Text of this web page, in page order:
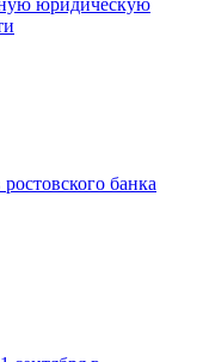
юридическую
банка